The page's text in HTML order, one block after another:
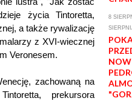
życia Tintoretta,
a także rywalizację
z XVI-wiecznej
Veronesem.
zachowaną na
prekursora
8